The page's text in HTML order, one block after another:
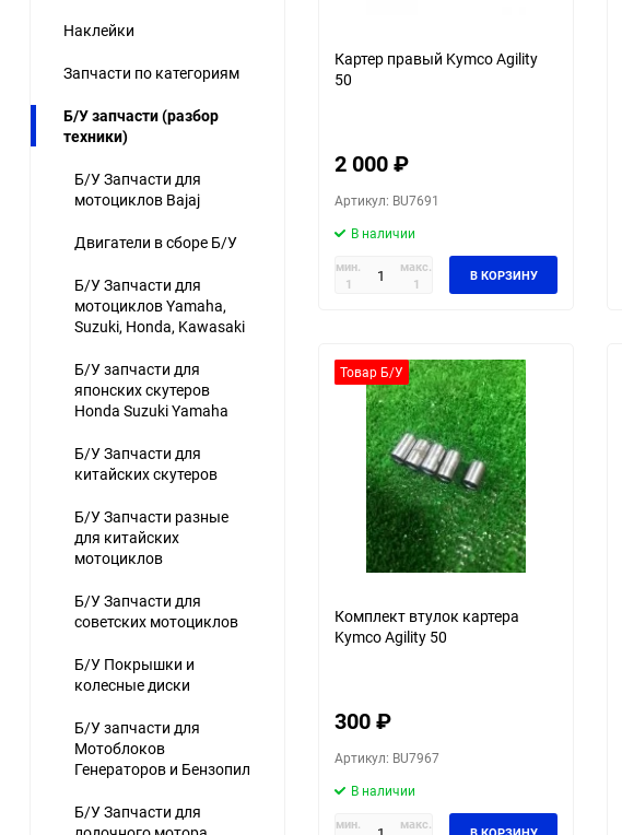
Наклейки
Запчасти по категориям
Б/У запчасти (разбор
техники)
Б/У Запчасти для
мотоциклов Bajaj
Двигатели в сборе Б/У
Б/У Запчасти для
мотоциклов Yamaha,
Suzuki, Honda, Kawasaki
Б/У запчасти для
японских скутеров
Honda Suzuki Yamaha
Б/У Запчасти для
китайских скутеров
Б/У Запчасти разные
для китайских
мотоциклов
Б/У Запчасти для
советских мотоциклов
Б/У Покрышки и
колесные диски
Б/У запчасти для
Мотоблоков
Генераторов и Бензопил
Б/У Запчасти для
Картер правый Kymco Agility
50
2 000₽
Артикул: BU7691
В наличии
мин.
1
макс.
1
В КОРЗИНУ
Товар Б/У
Комплект втулок картера
Kymco Agility 50
300₽
Артикул: BU7967
В наличии
мин.
макс.